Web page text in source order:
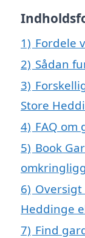
1) Fordele
2) Sådan
3)
Store
4) FAQ om
5) Book
6)
Heddinge
7) Find